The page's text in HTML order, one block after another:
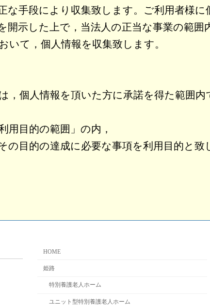
な手段により収集致します。ご利用者様に
開示した上で，当法人の正当な事業の範囲
いて，個人情報を収集致します。
，個人情報を頂いた方に承諾を得た範囲
用目的の範囲」の内，
の目的の達成に必要な事項を利用目的と致
知らせし，ご同意を頂いた目的
HOME
姫路
特別養護老人ホーム
ユニット型特別養護老人ホーム